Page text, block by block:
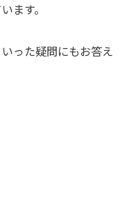
ます。
った疑問にもお答え